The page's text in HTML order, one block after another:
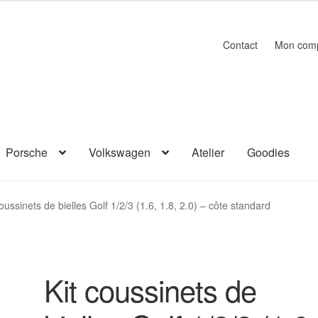
Contact Mon
Porsche Volkswagen Atelier Goodies
de bielles Golf 1/2/3 (1.6, 1.8, 2.0) – côte standard
Kit coussinets de